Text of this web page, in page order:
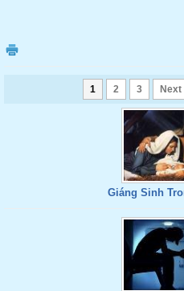
1 2 3 Next
Giáng Sinh